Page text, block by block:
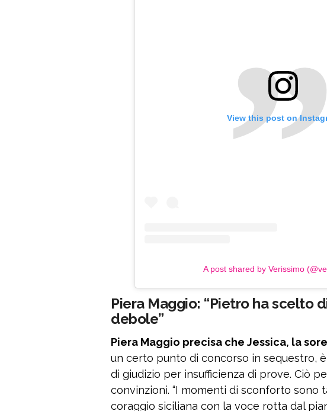
View this post on
A post shared by Verissimo
Piera Maggio: “Pietro ha scelto
debole”
Piera Maggio precisa che Jessica, la
un certo punto di concorso in sequestro,
di giudizio per insufficienza di prove. Ciò
convinzioni. “I momenti di sconforto sono
coraggio siciliana con la voce rotta dal